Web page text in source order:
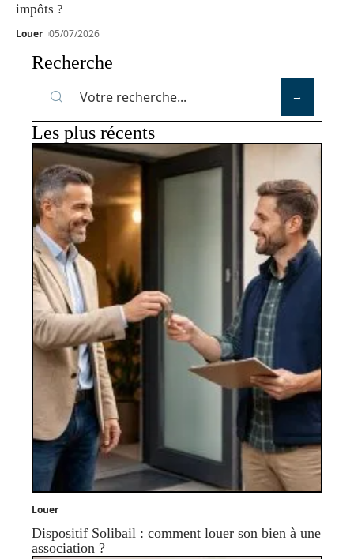
impôts ?
Louer 05/07/2026
Recherche
Les plus récents
Louer
Dispositif Solibail : comment louer son bien à une
association ?